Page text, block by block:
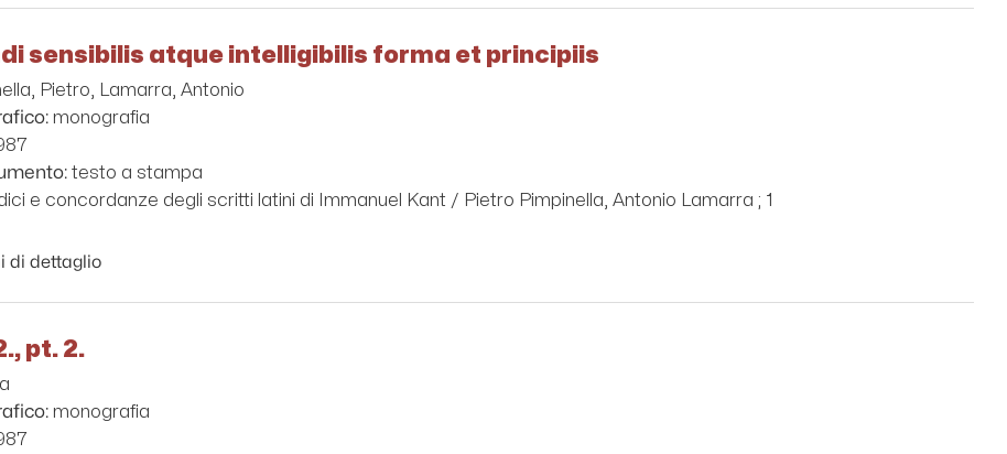
sensibilis atque intelligibilis forma et principiis
Pietro, Lamarra, Antonio
monografia
testo a stampa
e concordanze degli scritti latini di Immanuel Kant / Pietro Pimpinella, Antonio Lamarra ; 1
di dettaglio
pt. 2.
monografia